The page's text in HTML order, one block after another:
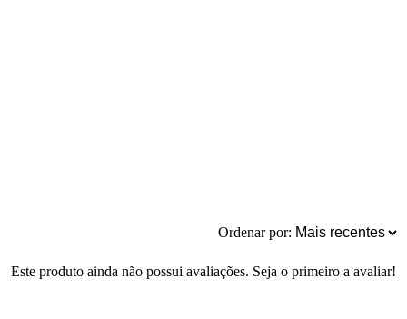
Ordenar por:
Este produto ainda não possui avaliações. Seja o primeiro a avaliar!